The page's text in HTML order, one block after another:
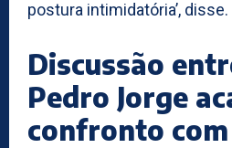
postura intimidatória’, disse.
Discussão
Pedro Jorge
confronto